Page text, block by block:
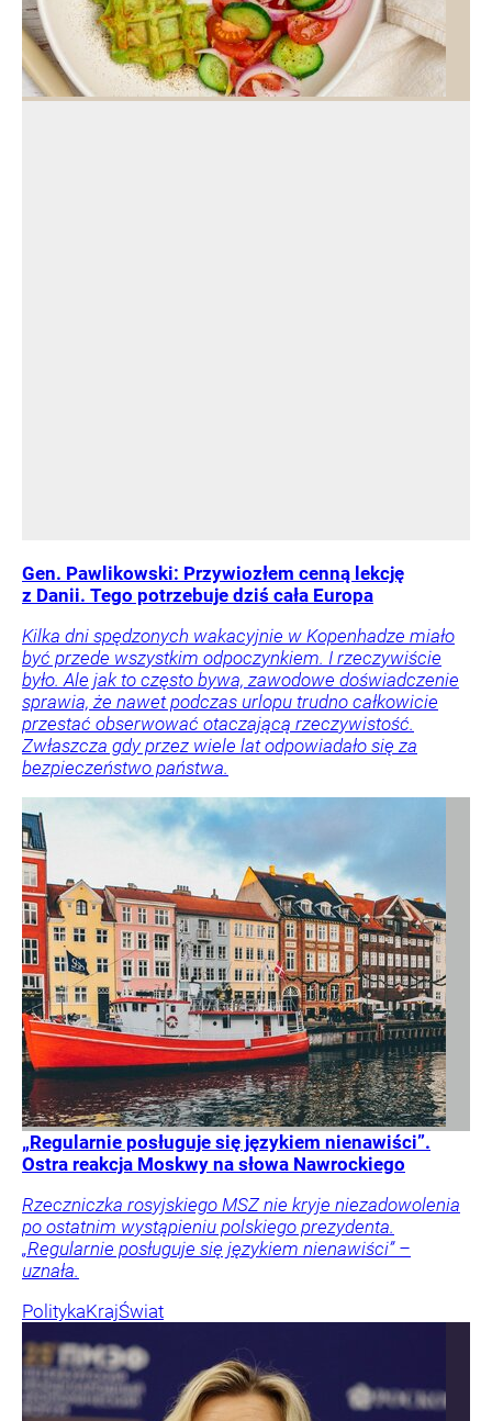
Gen. Pawlikowski: Przywiozłem cenną lekcję
z Danii. Tego potrzebuje dziś cała Europa
Kilka dni spędzonych wakacyjnie w Kopenhadze miało
być przede wszystkim odpoczynkiem. I rzeczywiście
było. Ale jak to często bywa, zawodowe doświadczenie
sprawia, że nawet podczas urlopu trudno całkowicie
przestać obserwować otaczającą rzeczywistość.
Zwłaszcza gdy przez wiele lat odpowiadało się za
bezpieczeństwo państwa.
„Regularnie posługuje się językiem nienawiści”.
Ostra reakcja Moskwy na słowa Nawrockiego
Rzeczniczka rosyjskiego MSZ nie kryje niezadowolenia
po ostatnim wystąpieniu polskiego prezydenta.
„Regularnie posługuje się językiem nienawiści” –
uznała.
PolitykaKrajŚwiat